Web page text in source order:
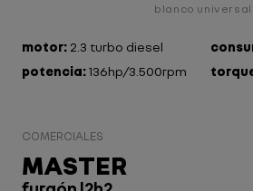
blanco universal
motor: 2.3 turbo diesel
potencia:136hp/3.500rpm
COMERCIALES
MASTER